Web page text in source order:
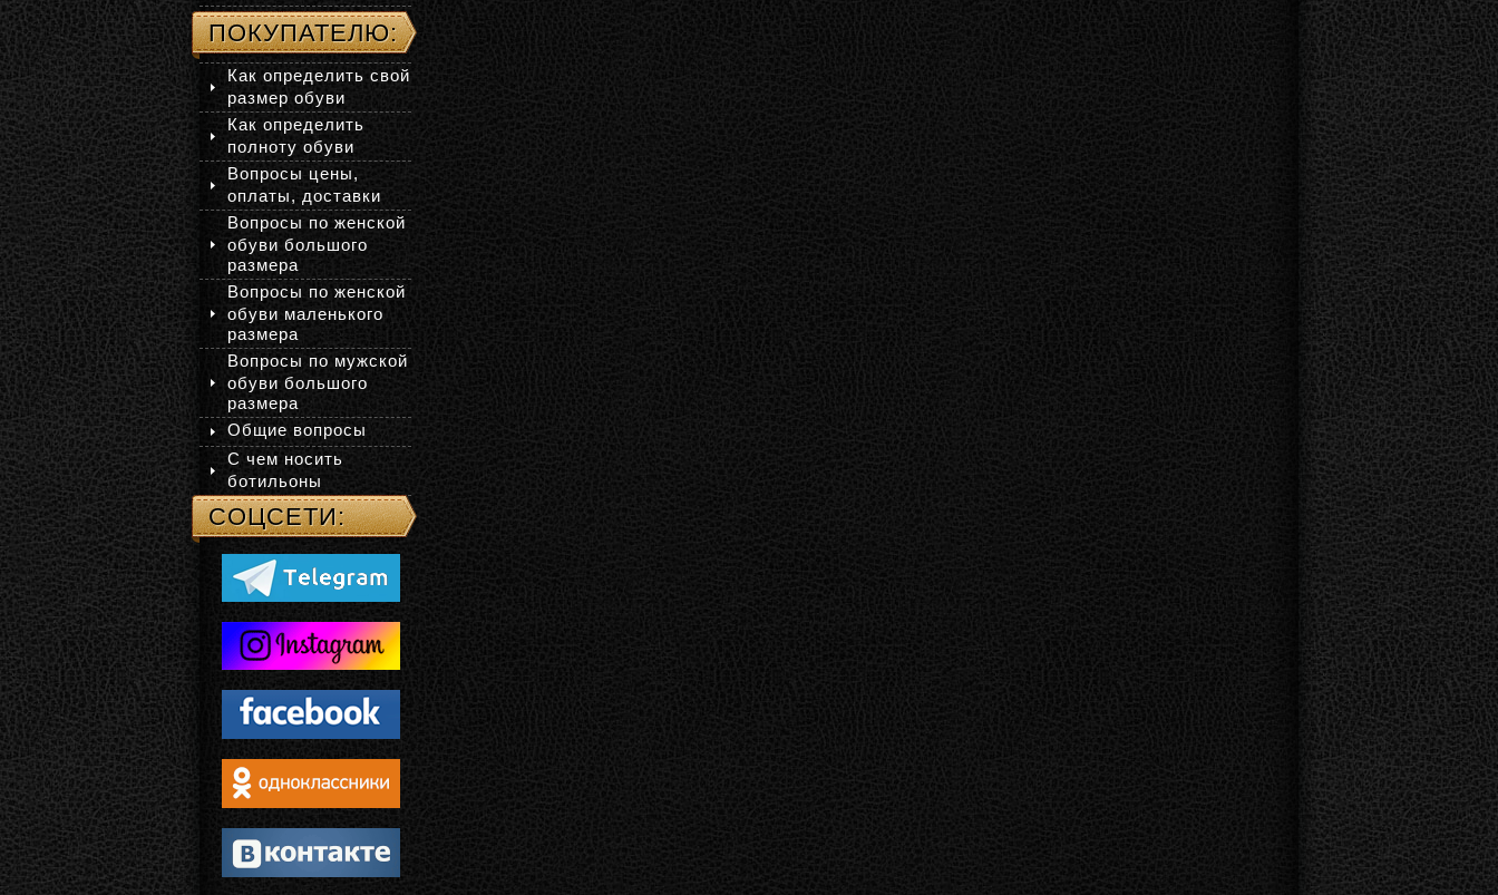
ПОКУПАТЕЛЮ:
Как определить свой
размер обуви
Как определить
полноту обуви
Вопросы цены,
оплаты, доставки
Вопросы по женской
обуви большого
размера
Вопросы по женской
обуви маленького
размера
Вопросы по мужской
обуви большого
размера
Общие вопросы
С чем носить
ботильоны
СОЦСЕТИ: